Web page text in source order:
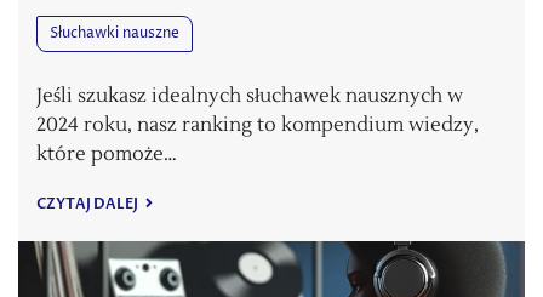
Słuchawki nauszne
Jeśli szukasz idealnych słuchawek nausznych w
2024 roku, nasz ranking to kompendium wiedzy,
które pomoże…
CZYTAJ DALEJ